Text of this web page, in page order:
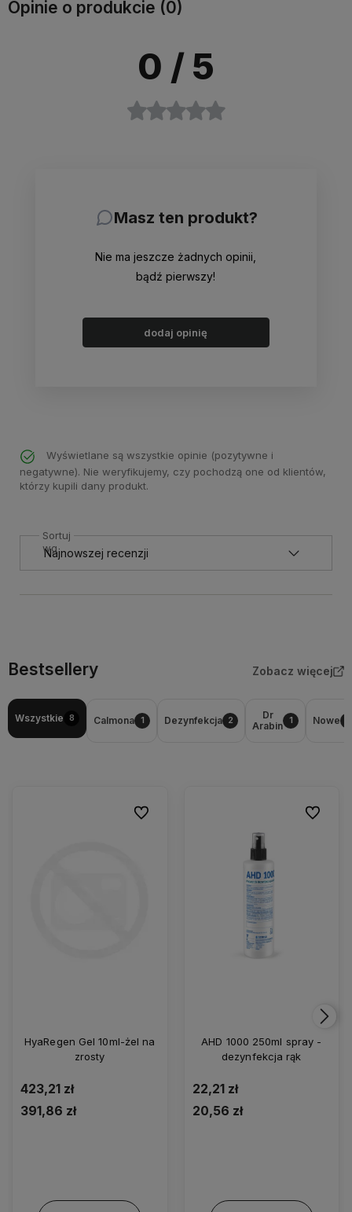
Opinie o produkcie (0)
0 / 5
Masz ten produkt?
Nie ma jeszcze żadnych opinii,
bądź pierwszy!
dodaj opinię
Wyświetlane są wszystkie opinie (pozytywne i
negatywne). Nie weryfikujemy, czy pochodzą one od klientów,
którzy kupili dany produkt.
Sortuj
wg
Bestsellery Zobacz więcej
Wszystkie 8 Calmona 1 Dezynfekcja 2
Dr
Arabin 1 Nowe
HyaRegen Gel 10ml-żel na
zrosty
423,21 zł
391,86 zł
Do ulubionych
AHD 1000 250ml spray -
dezynfekcja rąk
22,21 zł
20,56 zł
Do